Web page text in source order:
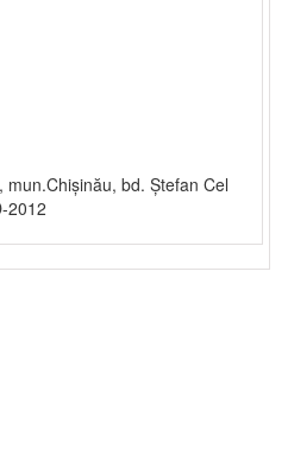
mun.Chişinău, bd. Ștefan Cel
2012